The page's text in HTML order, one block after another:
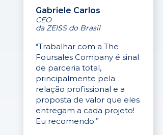
Gabriele Carlos
CEO
da ZEISS do Brasil
“Trabalhar com a The
Foursales Company é sinal
de parceria total,
principalmente pela
relação profissional e a
proposta de valor que eles
entregam a cada projeto!
Eu recomendo.”